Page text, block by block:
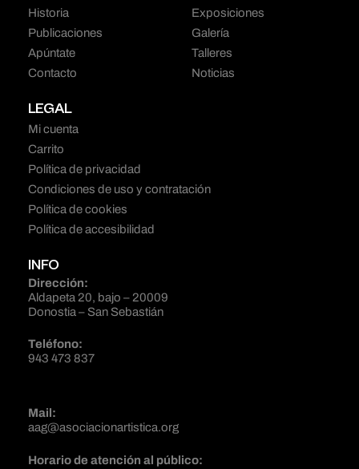
Historia
Publicaciones
Apúntate
Contacto
Exposiciones
Galería
Talleres
Noticias
LEGAL
Mi cuenta
Carrito
Política de privacidad
Condiciones de uso y contratación
Política de cookies
Política de accesibilidad
INFO
Dirección:
Aldapeta 20, bajo – 20009
Donostia – San Sebastián
Teléfono:
943 473 837
Mail:
aag@asociacionartistica.org
Horario de atención al público: